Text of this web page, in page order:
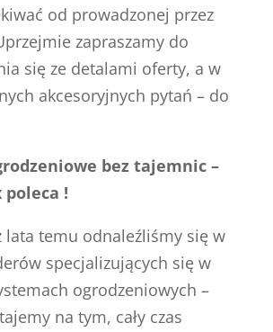
od prowadzonej przez
zapraszamy do
się ze detalami oferty, a w
akcesoryjnych pytań – do
bez tajemnic –
poleca !
lata temu odnaleźliśmy się w
specjalizujących się w
ogrodzeniowych –
na tym, cały czas